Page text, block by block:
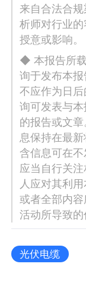
来自合法合
析师对行业
授意或影响。
◆ 本报告所
询于发布本
不应作为日
询可发表与
的报告或文
息保持在最
含信息可在
应当自行关
人应对其利
或者全部内
活动所导致的
光伏电缆